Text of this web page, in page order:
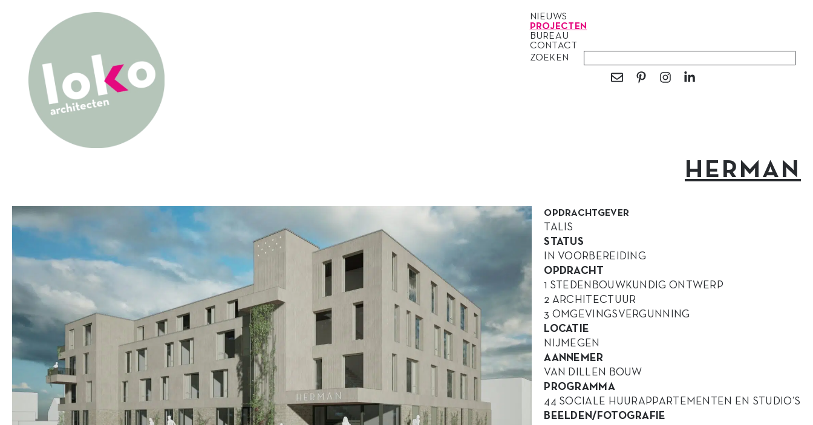
NIEUWS
PROJECTEN
BUREAU
CONTACT
ZOEKEN
HERMAN
OPDRACHTGEVER
TALIS
STATUS
IN VOORBEREIDING
OPDRACHT
1 STEDENBOUWKUNDIG ONTWERP
2 ARCHITECTUUR
3 OMGEVINGSVERGUNNING
LOCATIE
NIJMEGEN
AANNEMER
VAN DILLEN BOUW
PROGRAMMA
44 SOCIALE HUURAPPARTEMENTEN EN STUDIO’S
BEELDEN/FOTOGRAFIE